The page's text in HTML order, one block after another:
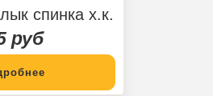
спинка х.к.
руб